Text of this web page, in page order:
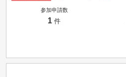
参加申請数
1 件